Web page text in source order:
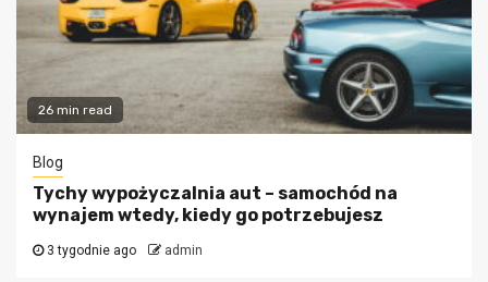
26 min read
Blog
Tychy wypożyczalnia aut – samochód na
wynajem wtedy, kiedy go potrzebujesz
3 tygodnie ago admin